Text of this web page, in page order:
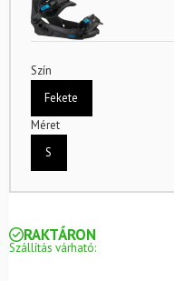
Szín
Fekete
Méret
S
RAKTÁRON
Szállítás várható: